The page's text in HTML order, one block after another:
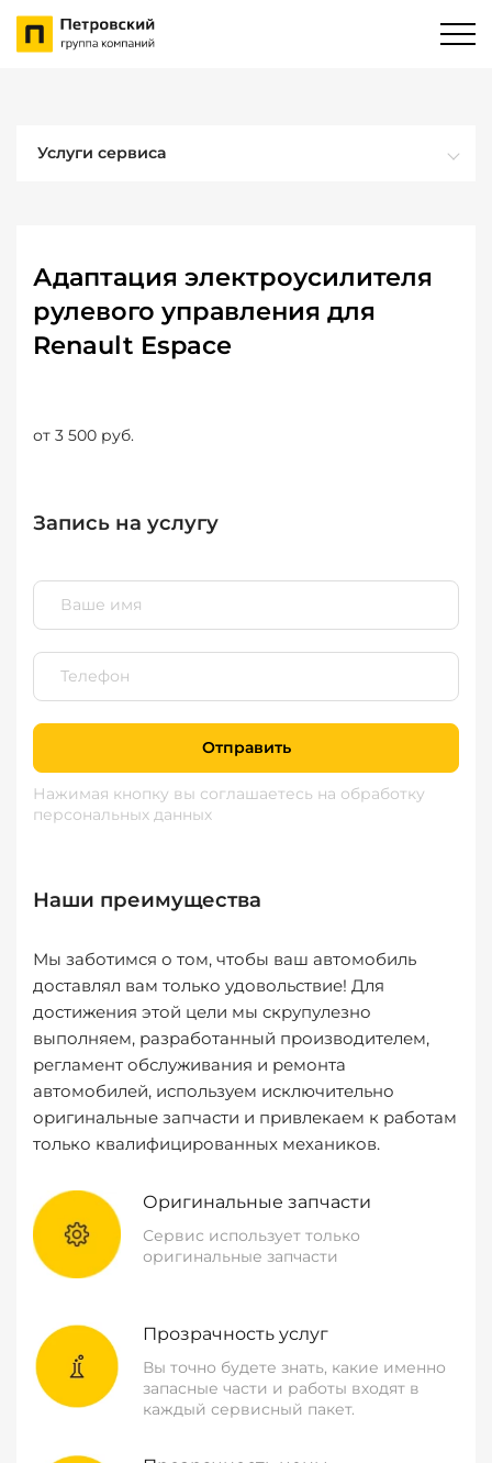
Услуги сервиса
Адаптация электроусилителя
рулевого управления для
Renault Espace
от 3 500 руб.
Запись на услугу
Отправить
Нажимая кнопку вы соглашаетесь на обработку
персональных данных
Наши преимущества
Мы заботимся о том, чтобы ваш автомобиль
доставлял вам только удовольствие! Для
достижения этой цели мы скрупулезно
выполняем, разработанный производителем,
регламент обслуживания и ремонта
автомобилей, используем исключительно
оригинальные запчасти и привлекаем к работам
только квалифицированных механиков.
Оригинальные запчасти
Сервис использует только
оригинальные запчасти
Прозрачность услуг
Вы точно будете знать, какие именно
запасные части и работы входят в
каждый сервисный пакет.